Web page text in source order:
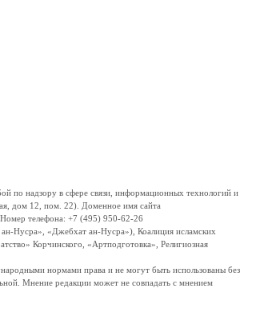
по надзору в сфере связи, информационных технологий и
дом 12, пом. 22). Доменное имя сайта
телефона: +7 (495) 950-62-26
Нусра», «Джебхат ан-Нусра»), Коалиция исламских
Корчинского, «Артподготовка», Религиозная
нормами права и не могут быть использованы без
Мнение редакции может не совпадать с мнением